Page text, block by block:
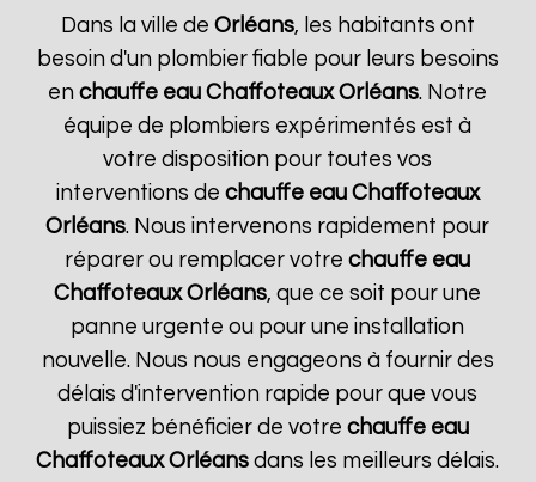
Dans la ville de Orléans, les habitants ont
besoin d'un plombier fiable pour leurs besoins
enchauffe eau Chaffoteaux Orléans. Notre
équipe de plombiers expérimentés est à
votre disposition pour toutes vos
interventions de chauffe eau Chaffoteaux
Orléans. Nous intervenons rapidement pour
réparer ou remplacer votrechauffe eau
Chaffoteaux Orléans, que ce soit pour une
panne urgente ou pour une installation
nouvelle. Nous nous engageons à fournir des
délais d'intervention rapide pour que vous
puissiez bénéficier de votre chauffe eau
Chaffoteaux Orléans dans les meilleurs délais.